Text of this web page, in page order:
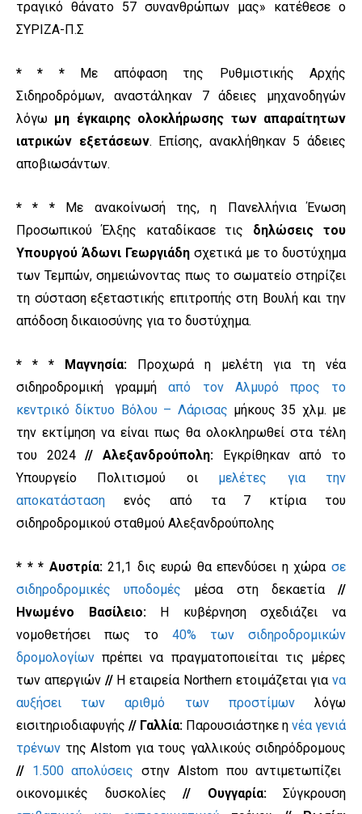
τραγικό θάνατο 57 συνανθρώπων μας» κατέθεσε ο
ΣΥΡΙΖΑ-Π.Σ
* * *Με απόφαση της Ρυθμιστικής Αρχής
Σιδηροδρόμων, αναστάληκαν 7 άδειες μηχανοδηγών
λόγω μη έγκαιρης ολοκλήρωσης των απαραίτητων
ιατρικών εξετάσεων. Επίσης, ανακλήθηκαν 5 άδειες
αποβιωσάντων.
* * *Με ανακοίνωσή της, η Πανελλήνια Ένωση
Προσωπικού Έλξης καταδίκασε τις δηλώσεις του
Υπουργού Άδωνι Γεωργιάδη σχετικά με το δυστύχημα
των Τεμπών, σημειώνοντας πως το σωματείο στηρίζει
τη σύσταση εξεταστικής επιτροπής στη Βουλή και την
απόδοση δικαιοσύνης για το δυστύχημα.
* * * Μαγνησία: Προχωρά η μελέτη για τη νέα
σιδηροδρομική γραμμήαπό τον Αλμυρό προς το
κεντρικό δίκτυο Βόλου – Λάρισας μήκους 35 χλμ. με
την εκτίμηση να είναι πως θα ολοκληρωθεί στα τέλη
του 2024// Αλεξανδρούπολη: Εγκρίθηκαν από το
Υπουργείο Πολιτισμού οι μελέτες για την
αποκατάσταση ενός από τα 7 κτίρια του
σιδηροδρομικού σταθμού Αλεξανδρούπολης
* * * Αυστρία:21,1 δις ευρώ θα επενδύσει η χώρασε
σιδηροδρομικές υποδομές μέσα στη δεκαετία//
Ηνωμένο Βασίλειο:Η κυβέρνηση σχεδιάζει να
νομοθετήσει πως το 40% των σιδηροδρομικών
δρομολογίων πρέπει να πραγματοποιείται τις μέρες
των απεργιών //Η εταιρεία Northern ετοιμάζεται για να
αυξήσει των αριθμό των προστίμωνλόγω
εισιτηριοδιαφυγής // Γαλλία: Παρουσιάστηκε η νέα γενιά
τρένων της Alstom για τους γαλλικούς σιδηρόδρομους
// 1.500 απολύσεις στην Alstom που αντιμετωπίζει
οικονομικές δυσκολίες // Ουγγαρία:Σύγκρουση